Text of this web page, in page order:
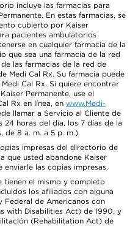
incluye las farmacias para
En estas farmacias, se
cubierto por Kaiser
pacientes ambulatorios
en cualquier farmacia de la
que sea una farmacia de la red
las farmacias de la red de
Medi Cal Rx. Su farmacia puede
Cal Rx. Si quiere encontrar
Permanente, use el
Rx en línea, en www.Medi-
llamar a Servicio al Cliente de
24 horas del día, los 7 días de la
de 8 a. m. a 5 p. m.).
impresas del directorio de
que usted abandone Kaiser
las copias impresas.
tienen el mismo y completo
los afiliados con alguna
Federal de Americanos con
with Disabilities Act) de 1990, y
(Rehabilitation Act) de